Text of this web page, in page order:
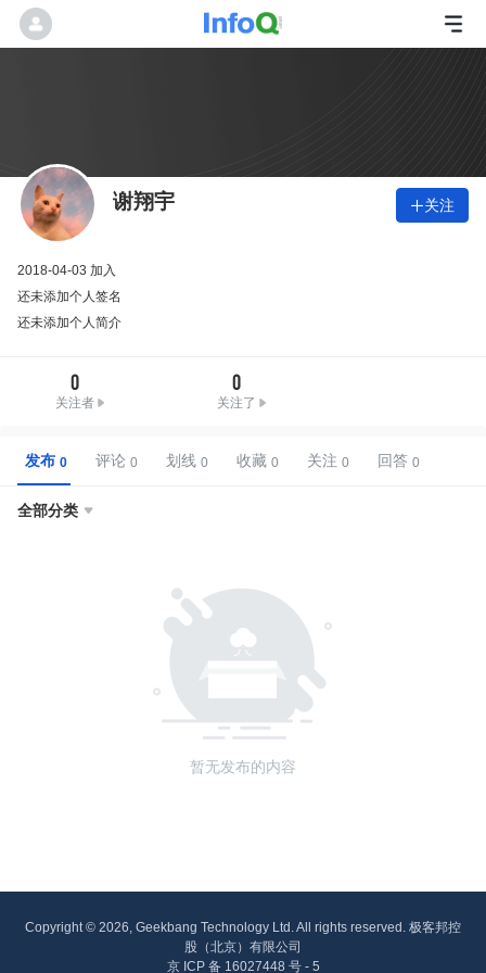
谢翔宇 关注
2018-04-03 加入
还未添加个人签名
还未添加个人简介
0
关注者
0
关注了
发布 评论 划线 收藏 关注 回答
全部分类 
暂无发布的内容
Copyright © 2026, Geekbang Technology Ltd. All rights reserved. 极客邦控
股（北京）有限公司
京 ICP 备 16027448 号 - 5